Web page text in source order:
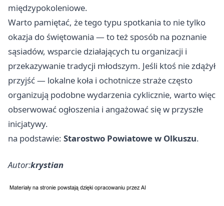
międzypokoleniowe.
Warto pamiętać, że tego typu spotkania to nie tylko
okazja do świętowania — to też sposób na poznanie
sąsiadów, wsparcie działających tu organizacji i
przekazywanie tradycji młodszym. Jeśli ktoś nie zdążył
przyjść — lokalne koła i ochotnicze straże często
organizują podobne wydarzenia cyklicznie, warto więc
obserwować ogłoszenia i angażować się w przyszłe
inicjatywy.
na podstawie: Starostwo Powiatowe w Olkuszu.
Autor:krystian